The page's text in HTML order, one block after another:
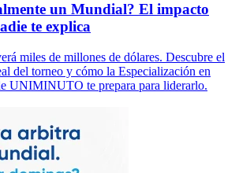
un Mundial? El impacto
te explica
miles de millones de dólares. Descubre el
del torneo y cómo la Especialización en
UNIMINUTO te prepara para liderarlo.